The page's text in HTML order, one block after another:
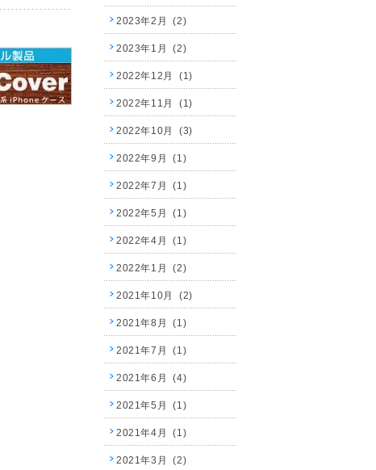
2023年2月 (2)
2023年1月 (2)
2022年12月 (1)
2022年11月 (1)
2022年10月 (3)
2022年9月 (1)
2022年7月 (1)
2022年5月 (1)
2022年4月 (1)
2022年1月 (2)
2021年10月 (2)
2021年8月 (1)
2021年7月 (1)
2021年6月 (4)
2021年5月 (1)
2021年4月 (1)
2021年3月 (2)